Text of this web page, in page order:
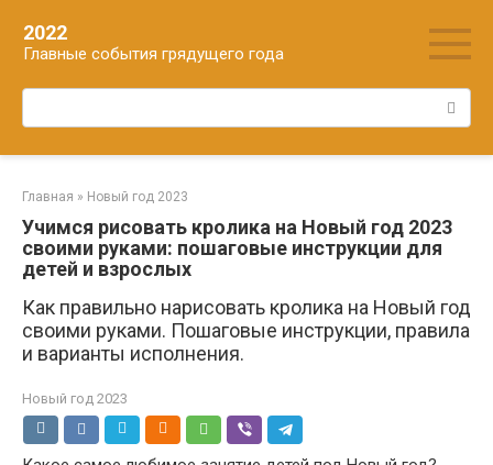
контенту
2022
Главные события грядущего года
Главная » Новый год 2023
Учимся рисовать кролика на Новый год 2023
своими руками: пошаговые инструкции для
детей и взрослых
Как правильно нарисовать кролика на Новый год
своими руками. Пошаговые инструкции, правила
и варианты исполнения.
Новый год 2023